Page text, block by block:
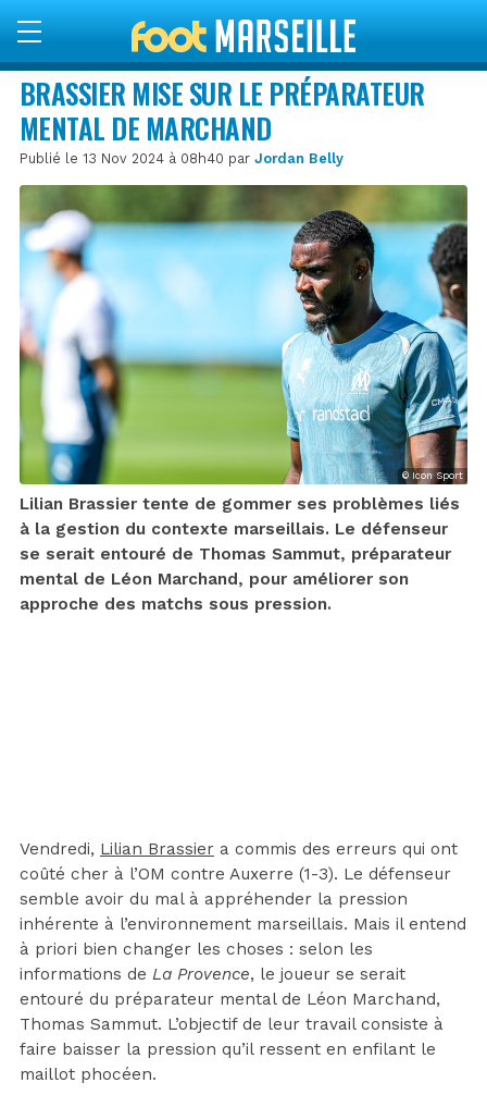
BRASSIER MISE SUR LE PRÉPARATEUR
MENTAL DE MARCHAND
Publié le 13 Nov 2024 à 08h40 par Jordan Belly
© Icon Sport
Lilian Brassier tente de gommer ses problèmes liés
à la gestion du contexte marseillais. Le défenseur
se serait entouré de Thomas Sammut, préparateur
mental de Léon Marchand, pour améliorer son
approche des matchs sous pression.
Vendredi, Lilian Brassier a commis des erreurs qui ont
coûté cher à l’OM contre Auxerre (1-3). Le défenseur
semble avoir du mal à appréhender la pression
inhérente à l’environnement marseillais. Mais il entend
à priori bien changer les choses : selon les
informations de La Provence, le joueur se serait
entouré du préparateur mental de Léon Marchand,
Thomas Sammut. L’objectif de leur travail consiste à
faire baisser la pression qu’il ressent en enfilant le
maillot phocéen.